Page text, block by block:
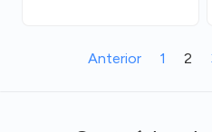
Anterior 1 2